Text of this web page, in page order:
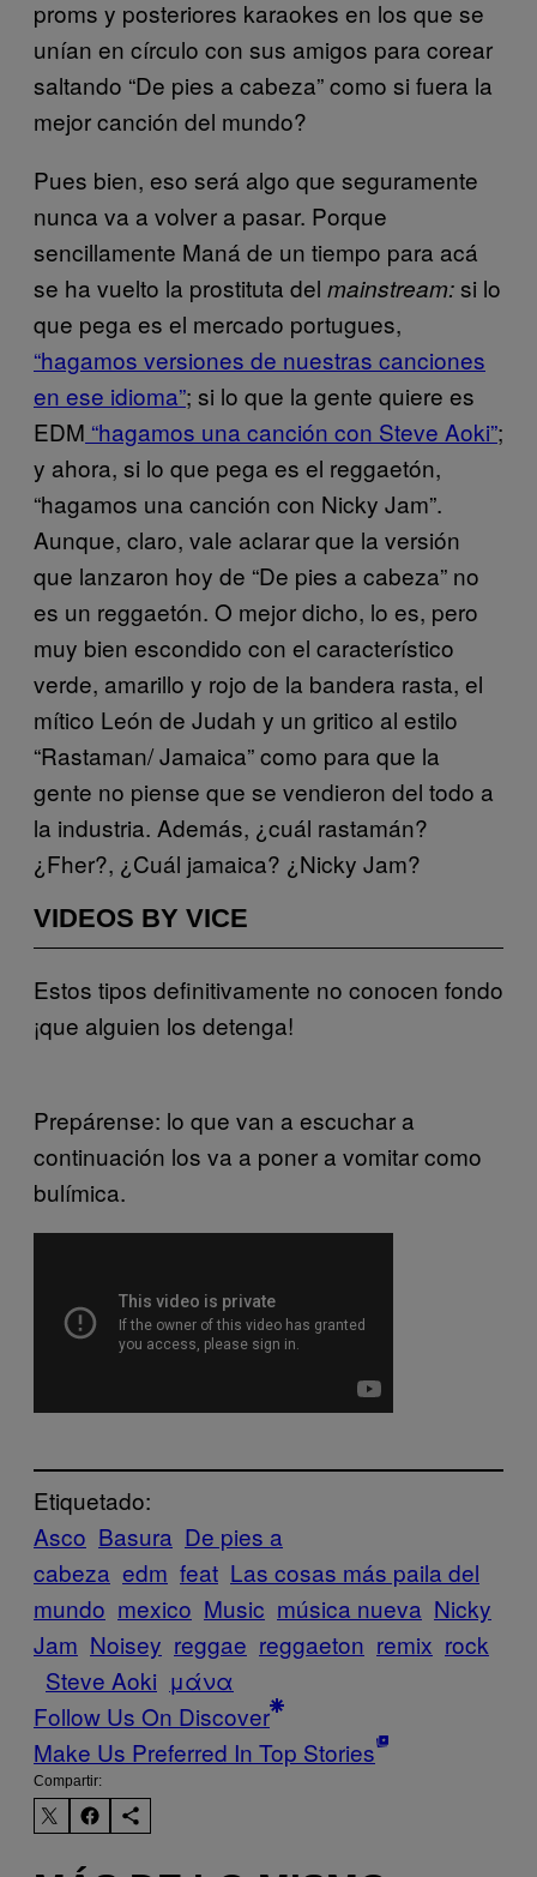
proms y posteriores karaokes en los que se
unían en círculo con sus amigos para corear
saltando “De pies a cabeza” como si fuera la
mejor canción del mundo?
Pues bien, eso será algo que seguramente
nunca va a volver a pasar. Porque
sencillamente Maná de un tiempo para acá
se ha vuelto la prostituta del mainstream:si lo
que pega es el mercado portugues,
“hagamos versiones de nuestras canciones
en ese idioma”; si lo que la gente quiere es
EDM “hagamos una canción con Steve Aoki”;
y ahora, si lo que pega es el reggaetón,
“hagamos una canción con Nicky Jam”.
Aunque, claro, vale aclarar que la versión
que lanzaron hoy de “De pies a cabeza” no
es un reggaetón. O mejor dicho, lo es, pero
muy bien escondido con el característico
verde, amarillo y rojo de la bandera rasta, el
mítico León de Judah y un gritico al estilo
“Rastaman/ Jamaica” como para que la
gente no piense que se vendieron del todo a
la industria. Además, ¿cuál rastamán?
¿Fher?, ¿Cuál jamaica? ¿Nicky Jam?
VIDEOS BY VICE
Estos tipos definitivamente no conocen fondo
¡que alguien los detenga!
Prepárense: lo que van a escuchar a
continuación los va a poner a vomitar como
bulímica.
Etiquetado:
Asco Basura De pies a
cabeza edm feat Las cosas más paila del
mundo mexico Music música nueva Nicky
Jam Noisey reggae reggaeton remix rock
Steve Aoki μάνα
Follow Us On Discover
Make Us Preferred In Top Stories
Compartir: